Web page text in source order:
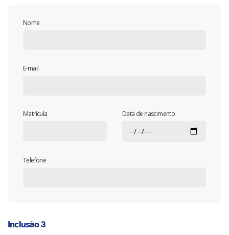
Nome
E-mail
Matrícula Data de nascimento
Telefone
Inclusão 3